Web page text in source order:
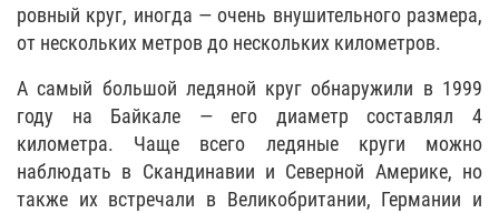
ровный круг, иногда — очень внушительного размера,
от нескольких метров до нескольких километров.
А самый большой ледяной круг обнаружили в 1999
году на Байкале — его диаметр составлял 4
километра. Чаще всего ледяные круги можно
наблюдать в Скандинавии и Северной Америке, но
также их встречали в Великобритании, Германии и